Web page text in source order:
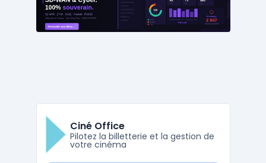
exigent une coordination, CargoWise relie
les différents do ...
Ciné Office
Pilotez la billetterie et la gestion de
votre cinéma